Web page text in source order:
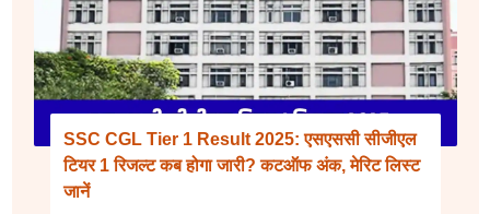
SSC CGL Tier 1 Result 2025: एसएससी सीजीएल
टियर 1 रिजल्ट कब होगा जारी? कटऑफ अंक, मेरिट लिस्ट
जानें